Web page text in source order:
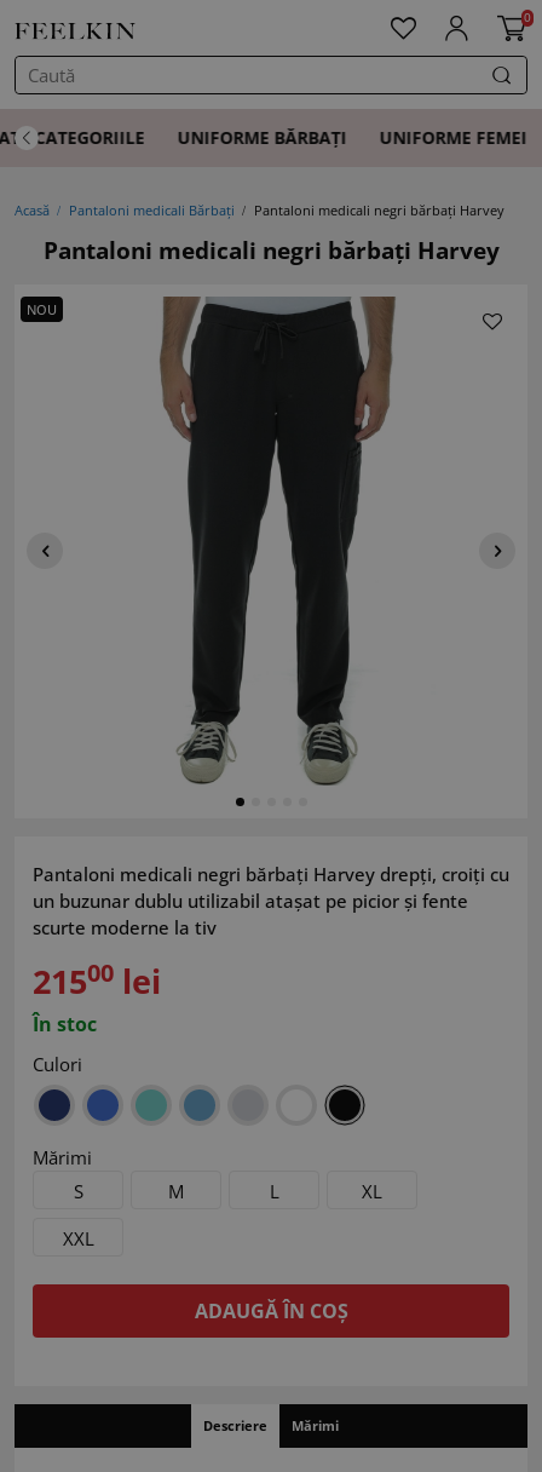
0
CATEGORIILE UNIFORME BĂRBAȚI UNIFORME FEMEI
Acasă Pantaloni medicali Bărbați Pantaloni medicali negri bărbați Harvey
Pantaloni medicali negri bărbați Harvey
Pantaloni medicali negri bărbați Harvey drepți, croiți cu
un buzunar dublu utilizabil atașat pe picior și fente
scurte moderne la tiv
21500 lei
În stoc
Culori
Mărimi
S
M L
XL
XXL
ADAUGĂ ÎN COȘ
NOU
Descriere Mărimi